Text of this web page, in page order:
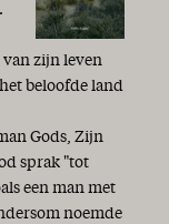
van zijn leven
beloofde land
Gods, Zijn
sprak "tot
een man met
noemde